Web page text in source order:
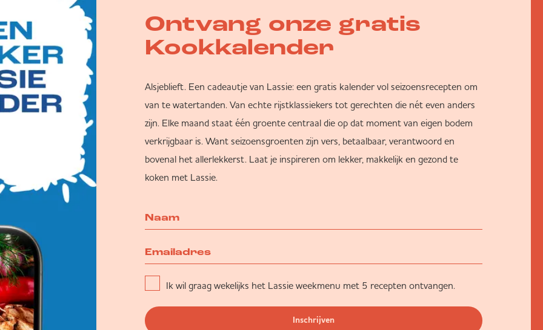
Ontvang onze gratis
Kookkalender
Alsjeblieft. Een cadeautje van Lassie: een gratis kalender vol seizoensrecepten om
van te watertanden. Van echte rijstklassiekers tot gerechten die nét even anders
zijn. Elke maand staat één groente centraal die op dat moment van eigen bodem
verkrijgbaar is. Want seizoensgroenten zijn vers, betaalbaar, verantwoord en
bovenal het allerlekkerst. Laat je inspireren om lekker, makkelijk en gezond te
koken met Lassie.
Ik wil graag wekelijks het Lassie weekmenu met 5 recepten ontvangen.
Inschrijven